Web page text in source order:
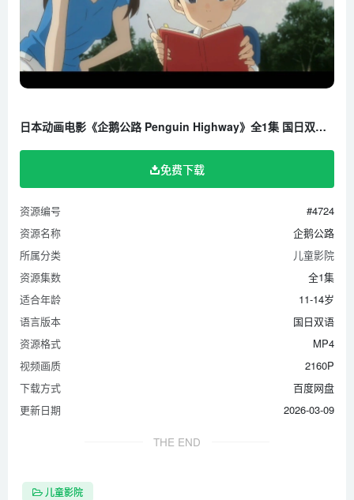
日本动画电影《企鹅公路 Penguin Highway》全1集 国日双语 1080P/MP4/1.87G 百度云网盘下载
免费下载
资源编号
#4724
资源名称
企鹅公路
所属分类
儿童影院
资源集数
全1集
适合年龄
11-14岁
语言版本
国日双语
资源格式
MP4
视频画质
2160P
下载方式
百度网盘
更新日期
2026-03-09
THE END
儿童影院